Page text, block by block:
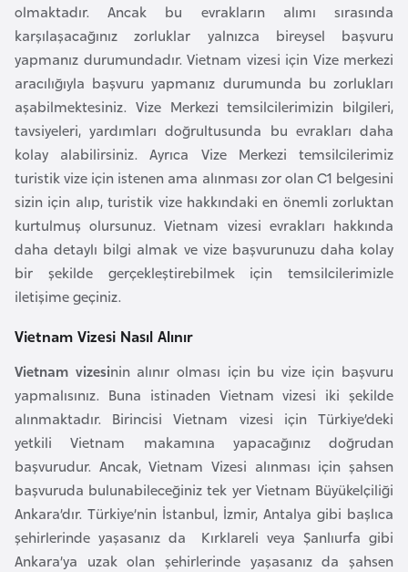
olmaktadır. Ancak bu evrakların alımı sırasında
karşılaşacağınız zorluklar yalnızca bireysel başvuru
yapmanız durumundadır. Vietnam vizesi için Vize merkezi
aracılığıyla başvuru yapmanız durumunda bu zorlukları
aşabilmektesiniz. Vize Merkezi temsilcilerimizin bilgileri,
tavsiyeleri, yardımları doğrultusunda bu evrakları daha
kolay alabilirsiniz. Ayrıca Vize Merkezi temsilcilerimiz
turistik vize için istenen ama alınması zor olan C1 belgesini
sizin için alıp, turistik vize hakkındaki en önemli zorluktan
kurtulmuş olursunuz. Vietnam vizesi evrakları hakkında
daha detaylı bilgi almak ve vize başvurunuzu daha kolay
bir şekilde gerçekleştirebilmek için temsilcilerimizle
iletişime geçiniz.
Vietnam Vizesi Nasıl Alınır
Vietnam vizesinin alınır olması için bu vize için başvuru
yapmalısınız. Buna istinaden Vietnam vizesi iki şekilde
alınmaktadır. Birincisi Vietnam vizesi için Türkiye’deki
yetkili Vietnam makamına yapacağınız doğrudan
başvurudur. Ancak, Vietnam Vizesi alınması için şahsen
başvuruda bulunabileceğiniz tek yer Vietnam Büyükelçiliği
Ankara’dır. Türkiye’nin İstanbul, İzmir, Antalya gibi başlıca
şehirlerinde yaşasanız da Kırklareli veya Şanlıurfa gibi
Ankara’ya uzak olan şehirlerinde yaşasanız da şahsen
F
a
s
o
Ç
a
d
Ç
k
C
u
h
u
r
i
y
e
t
i